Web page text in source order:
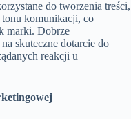
do tworzenia treści,
komunikacji, co
marki. Dobrze
skuteczne dotarcie do
reakcji u